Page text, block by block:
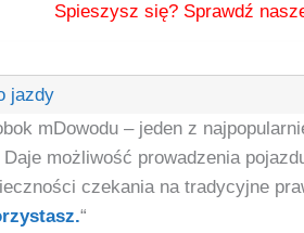
Spieszysz się? Sprawdź
jazdy
mDowodu – jeden z
możliwość prowadzenia
czekania na tradycyjne
“